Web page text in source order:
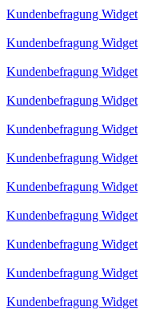
Kundenbefragung Widget
Kundenbefragung Widget
Kundenbefragung Widget
Kundenbefragung Widget
Kundenbefragung Widget
Kundenbefragung Widget
Kundenbefragung Widget
Kundenbefragung Widget
Kundenbefragung Widget
Kundenbefragung Widget
Kundenbefragung Widget